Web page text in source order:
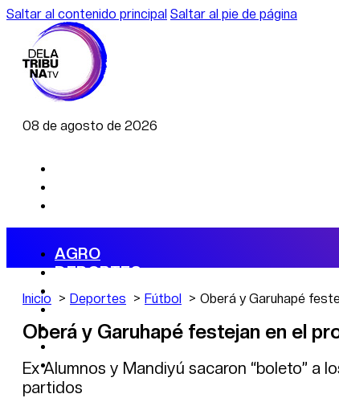
Saltar al contenido principal Saltar al pie de página
08 de agosto de 2026
AGRO
DEPORTES
ECONOMÍA
POLÍTICA
CAMBIO CLIMÁTICO
DATA FIRME
DE LA TRIBUNA TV
Inicio Deportes Fútbol Oberá y Garuhapé
Oberá y Garuhapé festejan en el
Ex Alumnos y Mandiyú sacaron “boleto” a
partidos